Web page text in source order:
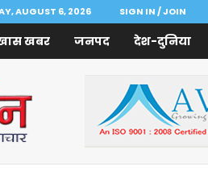
AUGUST 6, 2026 SIGN IN / JOIN
खबर जनपद देश-दुनिया